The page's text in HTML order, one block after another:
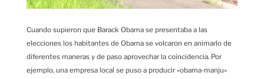
Cuando supieron que Barack Obama se presentaba a las
elecciones los habitantes de Obama se volcaron en animarlo de
diferentes maneras y de paso aprovechar la coincidencia. Por
ejemplo, una empresa local se puso a producir «obama-manju»